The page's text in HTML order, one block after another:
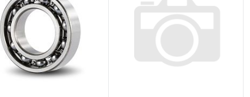
Купить в 1
К
сравнению
В избранное
В наличии
Купить в 1
К
сравнению